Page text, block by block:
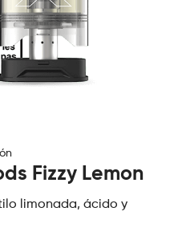
DE X-BAR
Fizzy Lemon
limonada, ácido y